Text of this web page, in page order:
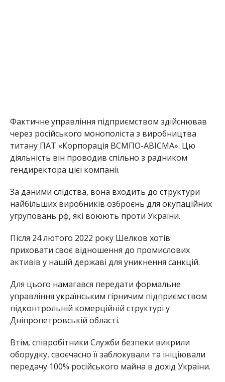
Фактичне управління підприємством здійснював
через російського монополіста з виробництва
титану ПАТ «Корпорація ВСМПО-АВІСМА». Цю
діяльність він проводив спільно з радником
гендиректора цієї компанії.
За даними слідства, вона входить до структури
найбільших виробників озброєнь для окупаційних
угруповань рф, які воюють проти України.
Після 24 лютого 2022 року Шелков хотів
приховати своє відношення до промислових
активів у нашій державі для уникнення санкцій.
Для цього намагався передати формальне
управління українським гірничим підприємством
підконтрольній комерційній структурі у
Дніпропетровській області.
Втім, співробітники Служби безпеки викрили
оборудку, своєчасно її заблокували та ініціювали
передачу 100% російського майна в дохід України.